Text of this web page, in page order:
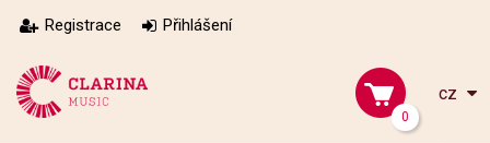
Registrace Přihlášení
0
cz